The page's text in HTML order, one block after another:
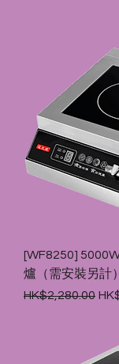
[WF8250]
爐（需安裝另計）
一般價格
HK$2,280.00 促